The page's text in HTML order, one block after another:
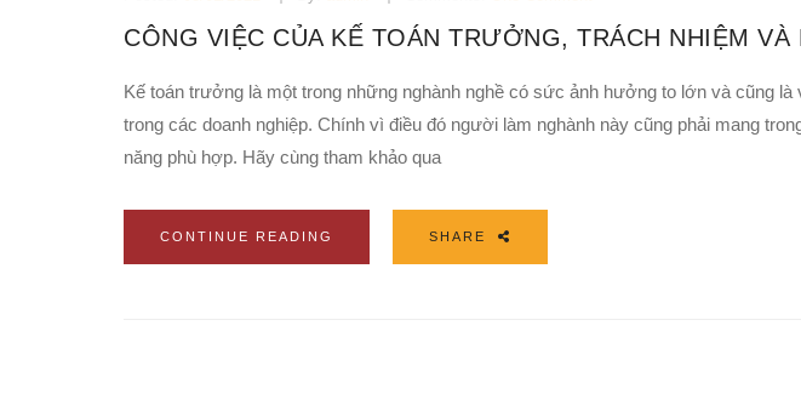
CÔNG VIỆC CỦA KẾ TOÁN TRƯỞNG, TRÁCH NHIỆM VÀ
Kế toán trưởng là một trong những nghành nghề có sức ảnh hưởng to lớn và cũng là
trong các doanh nghiệp. Chính vì điều đó người làm nghành này cũng phải mang
năng phù hợp. Hãy cùng tham khảo qua
CONTINUE READING SHARE